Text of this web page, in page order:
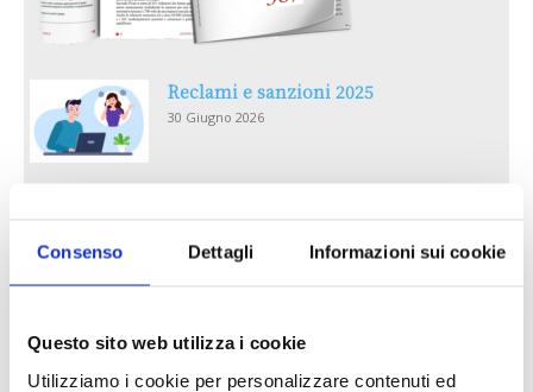
Consenso Dettagli Informazioni sui cookie
Questo sito web utilizza i cookie
Utilizziamo i cookie per personalizzare contenuti ed
Reclami e sanzioni 2025
30 Giugno 2026
30 Giugno 2026
30 Giugno 2026